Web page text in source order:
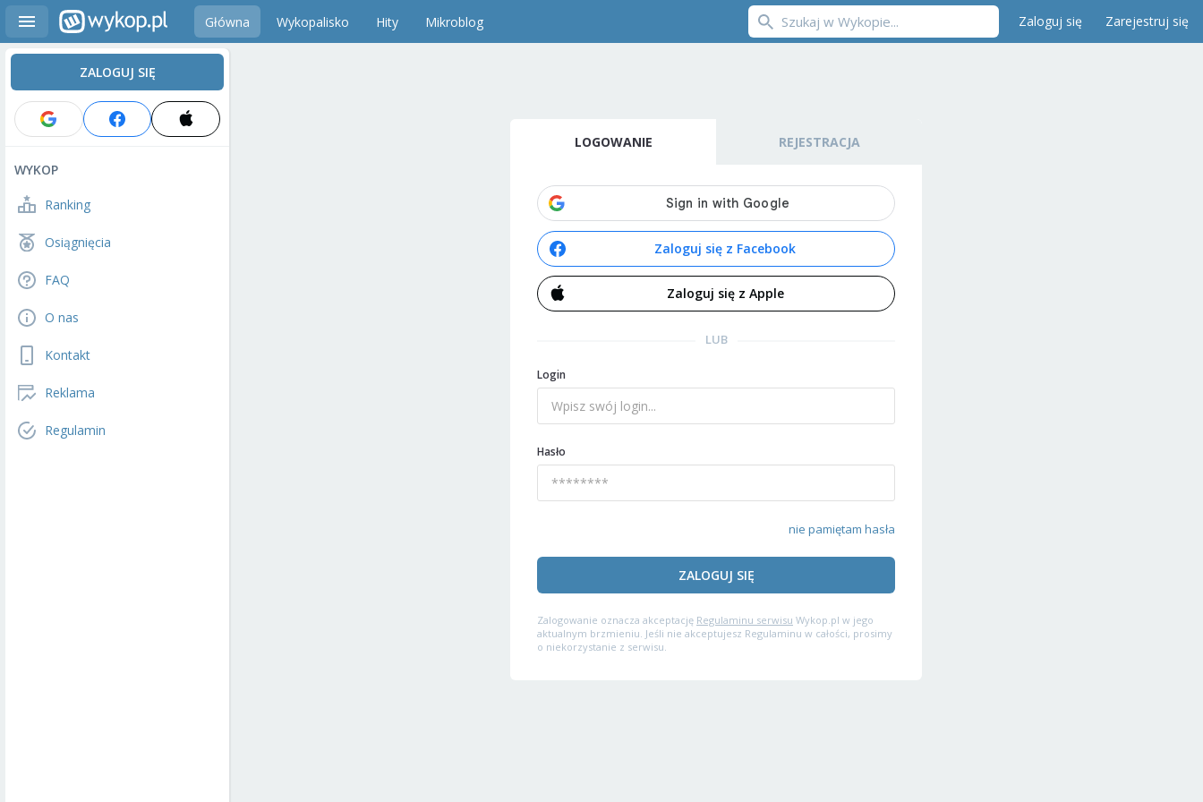
Główna Wykopalisko Hity Mikroblog Zaloguj się Zarejestruj się
ZALOGUJ SIĘ
WYKOP
Ranking
Osiągnięcia
FAQ
O nas
Kontakt
Reklama
Regulamin
LOGOWANIE REJESTRACJA
Zaloguj się z Facebook
Zaloguj się z Apple
LUB
Login
Hasło
nie pamiętam hasła
ZALOGUJ SIĘ
Zalogowanie oznacza akceptację Regulaminu serwisu Wykop.pl w jego
aktualnym brzmieniu. Jeśli nie akceptujesz Regulaminu w całości, prosimy
o niekorzystanie z serwisu.